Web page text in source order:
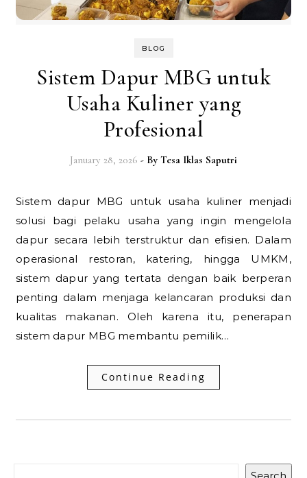
BLOG
Sistem Dapur MBG untuk
Usaha Kuliner yang
Profesional
January 28, 2026 - By Tesa Iklas Saputri
Sistem dapur MBG untuk usaha kuliner menjadi
solusi bagi pelaku usaha yang ingin mengelola
dapur secara lebih terstruktur dan efisien. Dalam
operasional restoran, katering, hingga UMKM,
sistem dapur yang tertata dengan baik berperan
penting dalam menjaga kelancaran produksi dan
kualitas makanan. Oleh karena itu, penerapan
sistem dapur MBG membantu pemilik…
Continue Reading